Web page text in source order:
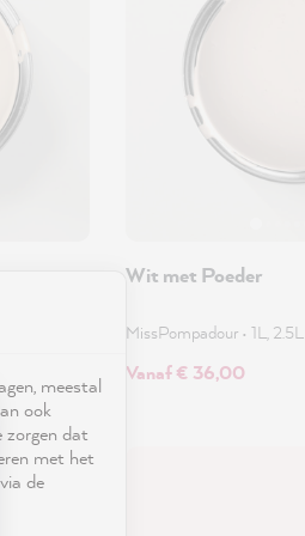
Wit met Poeder
MissPompadour • 1L, 2.5L
Vanaf € 36,00
meestal
ook
zorgen dat
met het
de